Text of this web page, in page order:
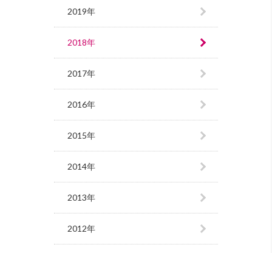
2019年
2018年
2017年
2016年
2015年
2014年
2013年
2012年